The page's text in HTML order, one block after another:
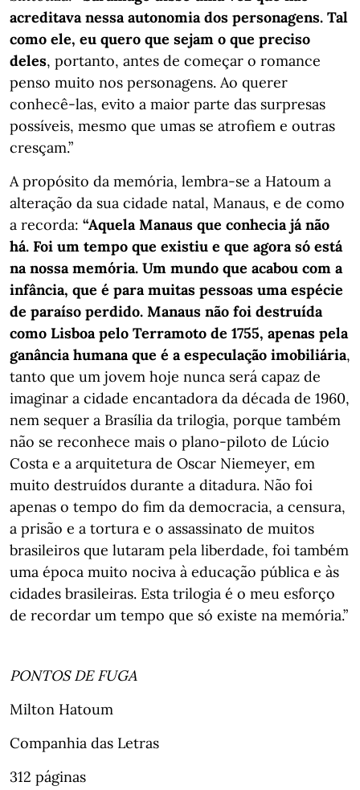
acreditava nessa autonomia dos personagens. Tal
como ele, eu quero que sejam o que preciso
deles, portanto, antes de começar o romance
penso muito nos personagens. Ao querer
conhecê-las, evito a maior parte das surpresas
possíveis, mesmo que umas se atrofiem e outras
cresçam.”
A propósito da memória, lembra-se a Hatoum a
alteração da sua cidade natal, Manaus, e de como
a recorda: “Aquela Manaus que conhecia já não
há. Foi um tempo que existiu e que agora só está
na nossa memória. Um mundo que acabou com a
infância, que é para muitas pessoas uma espécie
de paraíso perdido. Manaus não foi destruída
como Lisboa pelo Terramoto de 1755, apenas pela
ganância humana que é a especulação imobiliária,
tanto que um jovem hoje nunca será capaz de
imaginar a cidade encantadora da década de 1960,
nem sequer a Brasília da trilogia, porque também
não se reconhece mais o plano-piloto de Lúcio
Costa e a arquitetura de Oscar Niemeyer, em
muito destruídos durante a ditadura. Não foi
apenas o tempo do fim da democracia, a censura,
a prisão e a tortura e o assassinato de muitos
brasileiros que lutaram pela liberdade, foi também
uma época muito nociva à educação pública e às
cidades brasileiras. Esta trilogia é o meu esforço
de recordar um tempo que só existe na memória.”
PONTOS DE FUGA
Milton Hatoum
Companhia das Letras
312 páginas